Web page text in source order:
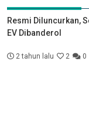
Resmi Diluncurkan,
EV Dibanderol
2 tahun lalu 2 0